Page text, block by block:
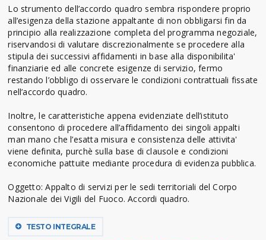
Lo strumento dell’accordo quadro sembra rispondere proprio
all’esigenza della stazione appaltante di non obbligarsi fin da
principio alla realizzazione completa del programma negoziale,
riservandosi di valutare discrezionalmente se procedere alla
stipula dei successivi affidamenti in base alla disponibilita'
finanziarie ed alle concrete esigenze di servizio, fermo
restando l’obbligo di osservare le condizioni contrattuali fissate
nell’accordo quadro.
Inoltre, le caratteristiche appena evidenziate dell’istituto
consentono di procedere all’affidamento dei singoli appalti
man mano che l’esatta misura e consistenza delle attivita'
viene definita, purchè sulla base di clausole e condizioni
economiche pattuite mediante procedura di evidenza pubblica.
Oggetto: Appalto di servizi per le sedi territoriali del Corpo
Nazionale dei Vigili del Fuoco. Accordi quadro.
TESTO INTEGRALE